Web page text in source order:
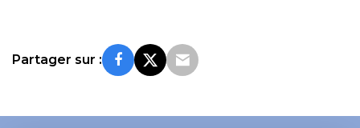
Partager sur :